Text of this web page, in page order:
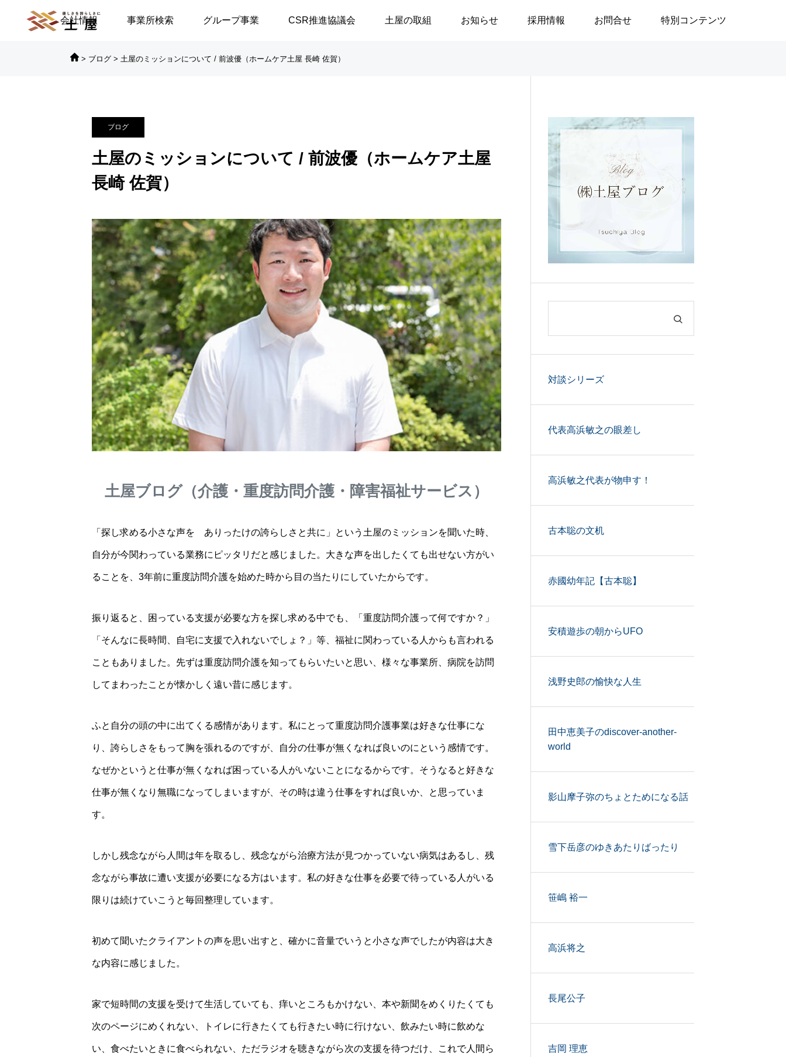
会社情報 事業所検索 グループ事業 CSR推進協議会 土屋の取組 お知らせ 採用情報 お問合せ 特別コンテンツ
対談シリーズ
【高浜代表×浅野史郎先生】
連続対談シリーズ第2回 ～
第2部～
【高浜代表×浅野史郎先生】
連続対談シリーズ第2回 ～
「八月敗戦の夏に思うこと」
／安積遊歩
ブログ
政治はなぜ大切なのか／安積
遊歩
> ブログ > 土屋のミッションについて / 前波優（ホームケア土屋 長崎 佐賀）
ブログ
土屋のミッションについて / 前波優（ホームケア土屋
長崎 佐賀）
土屋ブログ（介護・重度訪問介護・障害福祉サービス）
「探し求める小さな声を ありったけの誇らしさと共に」という土屋のミッションを聞いた時、
自分が今関わっている業務にピッタリだと感じました。大きな声を出したくても出せない方がい
ることを、3年前に重度訪問介護を始めた時から目の当たりにしていたからです。
振り返ると、困っている支援が必要な方を探し求める中でも、「重度訪問介護って何ですか？」
「そんなに長時間、自宅に支援で入れないでしょ？」等、福祉に関わっている人からも言われる
こともありました。先ずは重度訪問介護を知ってもらいたいと思い、様々な事業所、病院を訪問
してまわったことが懐かしく遠い昔に感じます。
ふと自分の頭の中に出てくる感情があります。私にとって重度訪問介護事業は好きな仕事にな
り、誇らしさをもって胸を張れるのですが、自分の仕事が無くなれば良いのにという感情です。
なぜかというと仕事が無くなれば困っている人がいないことになるからです。そうなると好きな
仕事が無くなり無職になってしまいますが、その時は違う仕事をすれば良いか、と思っていま
す。
しかし残念ながら人間は年を取るし、残念ながら治療方法が見つかっていない病気はあるし、残
念ながら事故に遭い支援が必要になる方はいます。私の好きな仕事を必要で待っている人がいる
限りは続けていこうと毎回整理しています。
初めて聞いたクライアントの声を思い出すと、確かに音量でいうと小さな声でしたが内容は大き
な内容に感じました。
家で短時間の支援を受けて生活していても、痒いところもかけない、本や新聞をめくりたくても
次のページにめくれない、トイレに行きたくても行きたい時に行けない、飲みたい時に飲めな
い、食べたいときに食べられない、ただラジオを聴きながら次の支援を待つだけ、これで人間ら
対談シリーズ
代表高浜敏之の眼差し
高浜敏之代表が物申す！
古本聡の文机
赤國幼年記【古本聡】
安積遊歩の朝からUFO
浅野史郎の愉快な人生
田中恵美子のdiscover-another-
world
影山摩子弥のちょとためになる話
雪下岳彦のゆきあたりばったり
笹嶋 裕一
高浜将之
長尾公子
吉岡 理恵